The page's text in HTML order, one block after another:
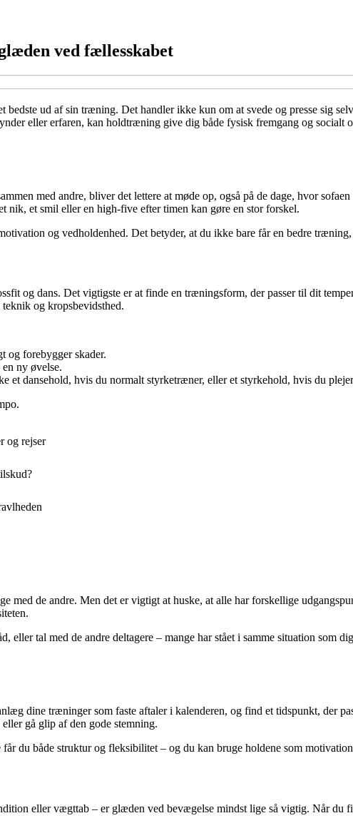
ved fællesskabet
ud af sin træning. Det handler ikke kun om at svede og presse sig
eller erfaren, kan holdtræning give dig både fysisk fremgang og
med andre, bliver det lettere at møde op, også på de dage, hvor
nik, et smil eller en high-five efter timen kan gøre en stor forskel.
og vedholdenhed. Det betyder, at du ikke bare får en bedre
og dans. Det vigtigste er at finde en træningsform, der passer til dit
og kropsbevidsthed.
og forebygger skader.
ny øvelse.
et dansehold, hvis du normalt styrketræner, eller et styrkehold, hvis du
og rejser
med de andre. Men det er vigtigt at huske, at alle har forskellige
eller tal med de andre deltagere – mange har stået i samme situation som
dine træninger som faste aftaler i kalenderen, og find et tidspunkt, der
gå glip af den gode stemning.
du både struktur og fleksibilitet – og du kan bruge holdene som
eller vægttab – er glæden ved bevægelse mindst lige så vigtig. Når